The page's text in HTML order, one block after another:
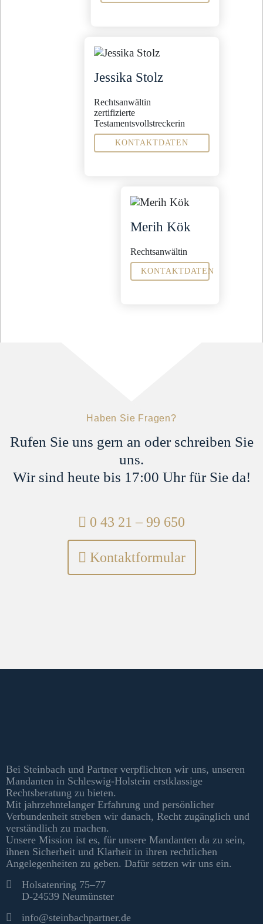
Verwaltungsrecht
Liscina Lubomierski
04321 - 9965 -21
Jessika Stolz
Rechtsanwältin
zertifizierte
Testamentsvollstreckerin
KONTAKTDATEN
Sekretariat
b.klick@steinbachpartner.de
04321 - 9965 -42
Merih Kök
Rechtsanwältin
KONTAKTDATEN
Haben Sie Fragen?
Rufen Sie uns gern an oder schreiben Sie
uns.
Wir sind heute bis 17:00 Uhr für Sie da!
Telefon:
0 43 21 – 99 650
Kontaktformular
Bei Steinbach und Partner verpflichten wir uns, unseren
Mandanten in Schleswig-Holstein erstklassige
Rechtsberatung zu bieten.
Mit jahrzehntelanger Erfahrung und persönlicher
Verbundenheit streben wir danach, Recht zugänglich und
verständlich zu machen.
Unsere Mission ist es, für unsere Mandanten da zu sein,
ihnen Sicherheit und Klarheit in ihren rechtlichen
Angelegenheiten zu geben. Dafür setzen wir uns ein.
Kontakt
Holsatenring 75–77
D-24539 Neumünster
info@steinbachpartner.de